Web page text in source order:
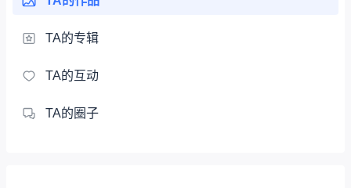
TA的专辑
TA的互动
TA的圈子